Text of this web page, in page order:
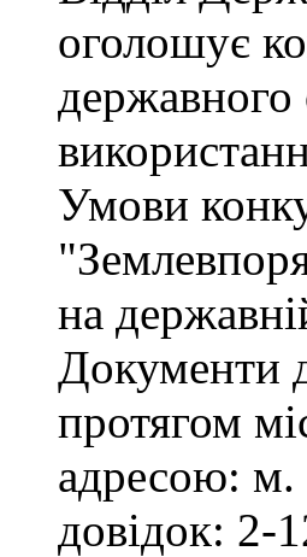
оголошує
державного
Умови
на
Документи
протягом
адресою: м.
довідок: 2-